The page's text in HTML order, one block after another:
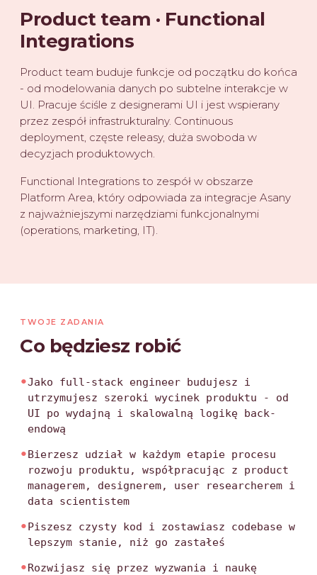
Product team · Functional
Integrations
Product team buduje funkcje od początku do końca
- od modelowania danych po subtelne interakcje w
UI. Pracuje ściśle z designerami UI i jest wspierany
przez zespół infrastrukturalny. Continuous
deployment, częste releasy, duża swoboda w
decyzjach produktowych.
Functional Integrations to zespół w obszarze
Platform Area, który odpowiada za integracje Asany
z najważniejszymi narzędziami funkcjonalnymi
(operations, marketing, IT).
TWOJE ZADANIA
Co będziesz robić
•Jako full-stack engineer budujesz i
utrzymujesz szeroki wycinek produktu - od
UI po wydajną i skalowalną logikę back-
endową
•Bierzesz udział w każdym etapie procesu
rozwoju produktu, współpracując z product
managerem, designerem, user researcherem i
data scientistem
•Piszesz czysty kod i zostawiasz codebase w
lepszym stanie, niż go zastałeś
•Rozwijasz się przez wyzwania i naukę